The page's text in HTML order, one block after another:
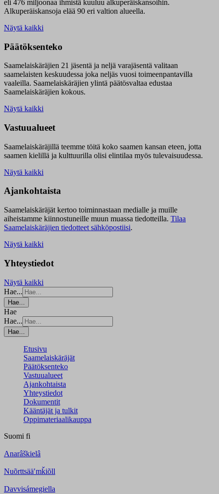
eli 476 miljoonaa ihmistä kuuluu alkuperäiskansoihin.
Alkuperäiskansoja elää 90 eri valtion alueella.
Näytä kaikki
Päätöksenteko
Saamelaiskäräjien 21 jäsentä ja neljä varajäsentä valitaan
saamelaisten keskuudessa joka neljäs vuosi toimeenpantavilla
vaaleilla. Saamelaiskäräjien ylintä päätösvaltaa edustaa
Saamelaiskäräjien kokous.
Näytä kaikki
Vastuualueet
Saamelaiskäräjillä teemme töitä koko saamen kansan eteen, jotta
saamen kielillä ja kulttuurilla olisi elintilaa myös tulevaisuudessa.
Näytä kaikki
Ajankohtaista
Saamelaiskäräjät kertoo toiminnastaan medialle ja muille
aiheistamme kiinnostuneille muun muassa tiedotteilla. Tilaa
Saamelaiskäräjien tiedotteet sähköpostiisi.
Näytä kaikki
Yhteystiedot
Näytä kaikki
Hae...
Hae...
Hae
Hae...
Hae...
Etusivu
Saamelaiskäräjät
Päätöksenteko
Vastuualueet
Ajankohtaista
Yhteystiedot
Dokumentit
Kääntäjät ja tulkit
Oppimateriaalikauppa
Suomi fi
Anarâškielâ
Nuõrttsääʹmǩiõll
Davvisámegiella